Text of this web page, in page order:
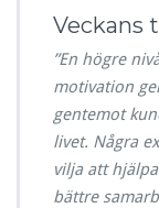
Veckans
”En högre
motivation
gentemot
livet. Några
vilja att
bättre